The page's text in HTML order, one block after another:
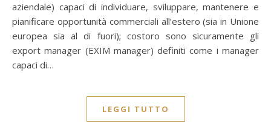
aziendale) capaci di individuare, sviluppare, mantenere e
pianificare opportunità commerciali all’estero (sia in Unione
europea sia al di fuori); costoro sono sicuramente gli
export manager (EXIM manager) definiti come i manager
capaci di…
LEGGI TUTTO